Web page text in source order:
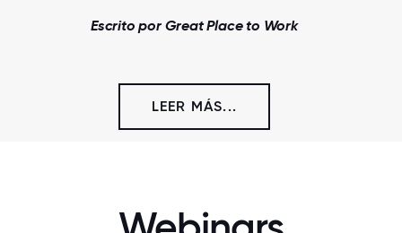
Escrito por Great Place to Work
LEER MÁS...